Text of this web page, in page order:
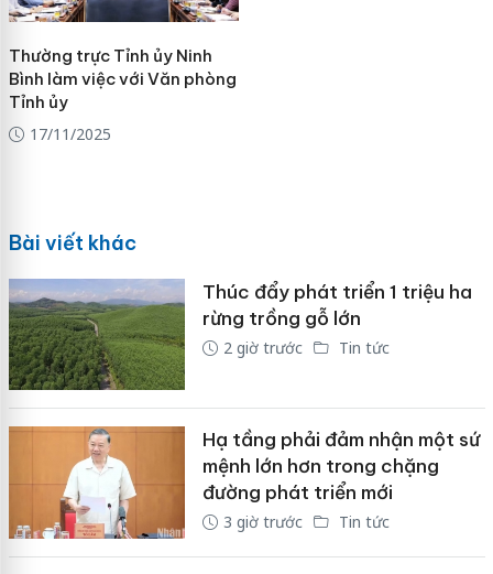
Thường trực Tỉnh ủy Ninh
Bình làm việc với Văn phòng
Tỉnh ủy
17/11/2025
Bài viết khác
Thúc đẩy phát triển 1 triệu ha
rừng trồng gỗ lớn
2 giờ trước Tin tức
Hạ tầng phải đảm nhận một sứ
mệnh lớn hơn trong chặng
đường phát triển mới
3 giờ trước Tin tức